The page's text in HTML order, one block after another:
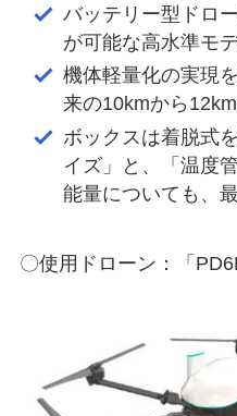
バッテリー型ドロ
が可能な高水準モ
機体軽量化の実現
来の10kmから
ボックスは着脱式
イズ」と、「温度
能量についても、
〇使用ドローン：「